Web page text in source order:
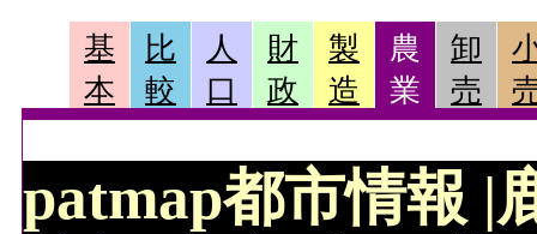
基
本
比
較
人
口
財
政
製
造
農
業
卸
売
patmap都市情報 |